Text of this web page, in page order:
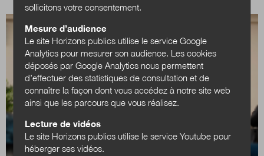
sollicitons votre consentement.
Mesure d’audience
Le site Horizons publics utilise le service Google
Analytics pour mesurer son audience. Les cookies
déposés par Google Analytics nous permettent
d’effectuer des statistiques de consultation et de
connaître la façon dont vous accédez à notre site web
ainsi que les parcours que vous réalisez.
Lecture de vidéos
Le site Horizons publics utilise le service Youtube pour
héberger ses vidéos.